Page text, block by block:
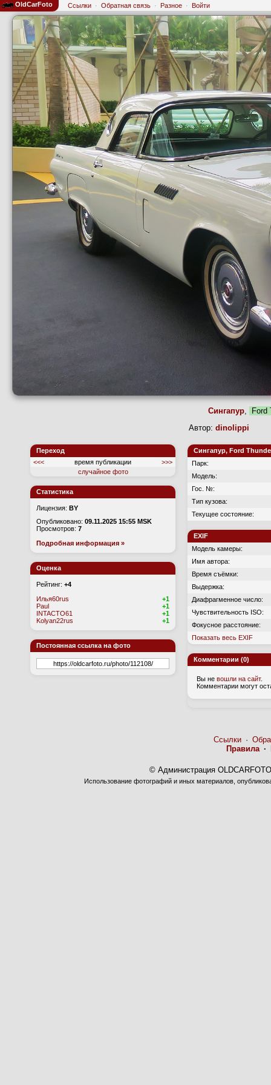
OldCarFoto Ссылки · Обратная связь · Разное · Войти
Сингапур,
Автор: dinolippi
Переход
<<<
время публикации
>>>
случайное фото
Статистика
Лицензия: BY
Опубликовано: 09.11.2025 15:55 MSK
Просмотров: 7
Подробная информация »
Оценка
Рейтинг: +4
Илья60rus
+1
Paul
+1
INTACTO61
+1
Kolyan22rus
+1
Постоянная ссылка на фото
Сингапур, Ford
Парк:
Модель:
Гос. №:
Тип кузова:
Текущее состояние:
EXIF
Модель камеры:
Имя автора:
Время съёмки:
Выдержка:
Диафрагменное число:
Чувствительность ISO:
Фокусное расстояние:
Показать весь EXIF
Комментарии (0)
Вы не вошли на сайт.
Комментарии могут
Ссылки·
Правила·
© Администрация
Использование фотографий и иных материалов,